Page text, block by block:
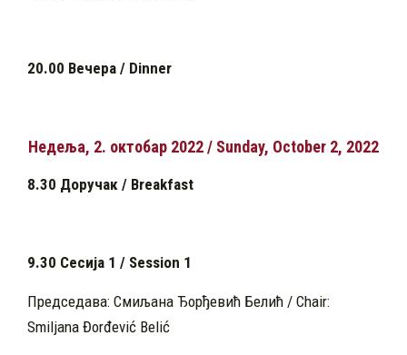
20.00 Вечера / Dinner
Недеља, 2. октобар 2022 / Sunday, October 2, 2022
8.30 Доручак / Breakfast
9.30 Сесија 1 / Session 1
Председава: Смиљана Ђорђевић Белић / Chair:
Smiljana Đorđević Belić